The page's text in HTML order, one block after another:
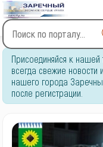
Type 2 or more
for results.
Присоединяйся к нашей
всегда свежие
нашего города
после регистрации.